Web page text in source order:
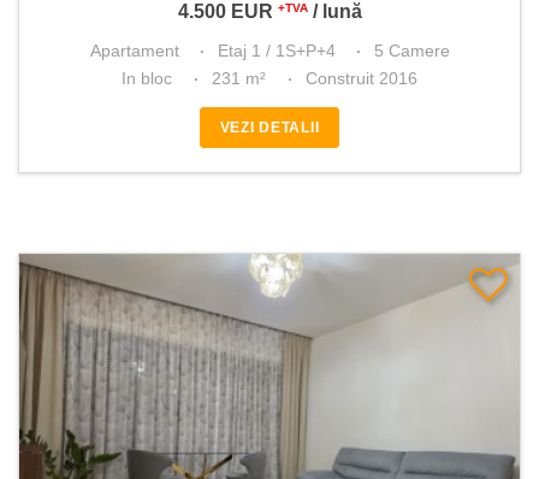
4.500 EUR +TVA/ lună
Apartament Etaj 1 / 1S+P+4
5 Camere
In bloc
231 m² Construit 2016
VEZI DETALII